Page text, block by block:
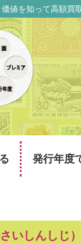
値を知って高額買
発行年度
いしんしじ）